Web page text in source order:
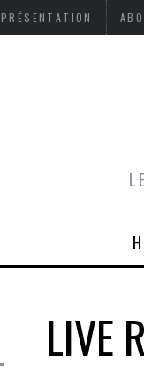
PRÉSENTATION
LIVE